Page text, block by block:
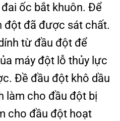
ốc bắt khuôn. Để
đột đã được sát chất.
từ đầu đột để
máy đột lỗ thủy lực
Đề đầu đột khô dầu
làm cho đầu đột bị
cho đầu đột hoạt